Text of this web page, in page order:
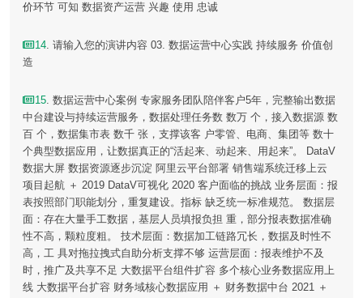
价环节 可知 数据资产运营 兴趣 使用 忠诚
14. 请输入您的演讲内容 03. 数据运营中心实践 持续服务 价值创
造
15. 数据运营中心案例 专家服务团队陪伴客户5年，完整输出数据
中台建设与持续运营服务，数据处理任务数 数万 个，接入数据源 数
百 个，数据集市表 数千 张，支撑该客 户零管、电商、集团等 数十
个典型数据应用，让数据真正的“活起来、动起来、用起来”。 DataV
数据大屏 数据资源逐步沉淀 阿里云平台部署 销售端系统迁移上云
项目起航 ＋ 2019 DataV可视化 2020 客户面临的挑战 业务层面：报
表按照部门职能划分，重复建设。指标 缺乏统一标准规范。 数据层
面：存在大量手工数据，基层人员填报负担 重，部分报表数据准确
性不高，颗粒度粗。 技术层面：数据加工链路冗长，数据及时性不
高，工 具对拖拉拽式自助分析支撑不够 运营层面：报表维护不及
时，推广及共享不足 大数据平台组件扩容 多个核心业务数据应用上
线 大数据平台扩容 财务域核心数据应用 ＋ 财务数据中台 2021 ＋